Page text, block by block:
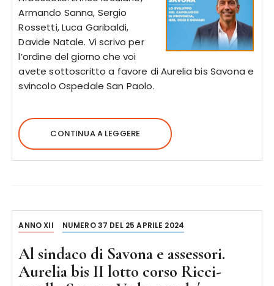
Armando Sanna, Sergio
Rossetti, Luca Garibaldi,
Davide Natale. Vi scrivo per
l’ordine del giorno che voi
avete sottoscritto a favore di Aurelia bis Savona e
svincolo Ospedale San Paolo.
CONTINUA A LEGGERE
ANNO XII NUMERO 37 DEL 25 APRILE 2024
Al sindaco di Savona e assessori.
Aurelia bis II lotto corso Ricci-